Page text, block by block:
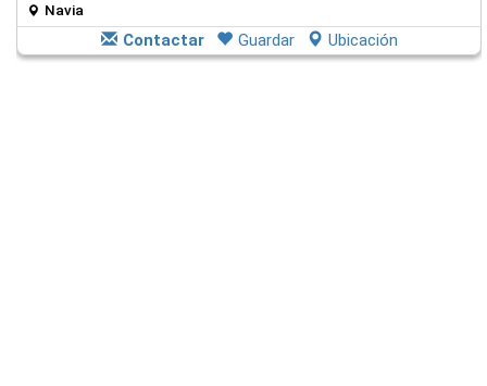
Navia
Contactar Guardar Ubicación